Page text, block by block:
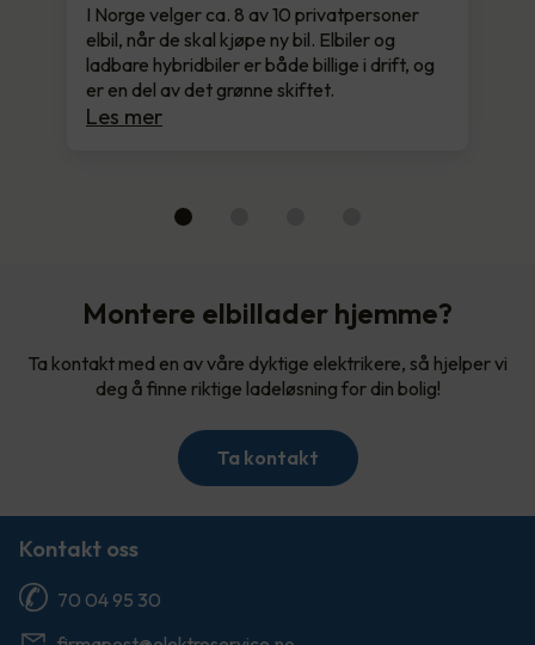
I Norge velger ca. 8 av 10 privatpersoner
elbil, når de skal kjøpe ny bil. Elbiler og
ladbare hybridbiler er både billige i drift, og
er en del av det grønne skiftet.
Les mer
Montere elbillader hjemme?
Ta kontakt med en av våre dyktige elektrikere, så hjelper vi
deg å finne riktige ladeløsning for din bolig!
Ta kontakt
Kontakt oss
70 04 95 30